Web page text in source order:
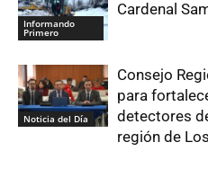
Informando
Primero
Cardenal
Noticia del Día
Consejo
para
detectores
región de